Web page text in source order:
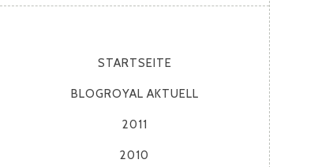
STARTSEITE
BLOGROYAL AKTUELL
2011
2010